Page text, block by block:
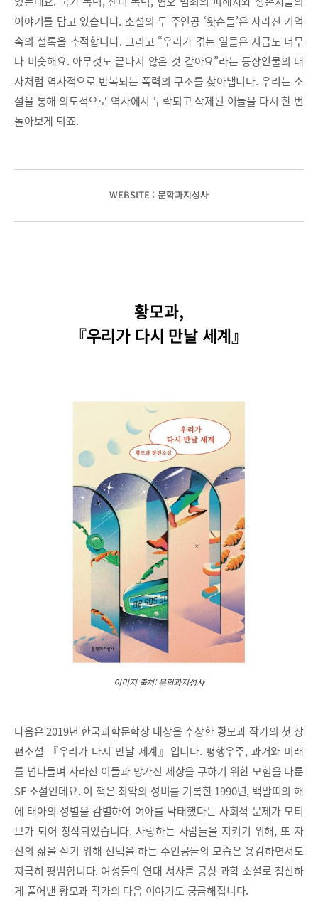
이야기를 담고 있습니다. 소설의 두 주인공 ‘왓슨들’은 사라진 기억
속의 셜록을 추적합니다. 그리고 “우리가 겪는 일들은 지금도 너무
나 비슷해요. 아무것도 끝나지 않은 것 같아요”라는 등장인물의 대
사처럼 역사적으로 반복되는 폭력의 구조를 찾아냅니다. 우리는 소
설을 통해 의도적으로 역사에서 누락되고 삭제된 이들을 다시 한 번
돌아보게 되죠.
WEBSITE : 문학과지성사
황모과,
『우리가 다시 만날 세계』
이미지 출처: 문학과지성사
다음은 2019년 한국과학문학상 대상을 수상한 황모과 작가의 첫 장
편소설 『우리가 다시 만날 세계』입니다. 평행우주, 과거와 미래
를 넘나들며 사라진 이들과 망가진 세상을 구하기 위한 모험을 다룬
SF 소설인데요. 이 책은 최악의 성비를 기록한 1990년, 백말띠의 해
에 태아의 성별을 감별하여 여아를 낙태했다는 사회적 문제가 모티
브가 되어 창작되었습니다. 사랑하는 사람들을 지키기 위해, 또 자
신의 삶을 살기 위해 선택을 하는 주인공들의 모습은 용감하면서도
지극히 평범합니다. 여성들의 연대 서사를 공상 과학 소설로 참신하
게 풀어낸 황모과 작가의 다음 이야기도 궁금해집니다.